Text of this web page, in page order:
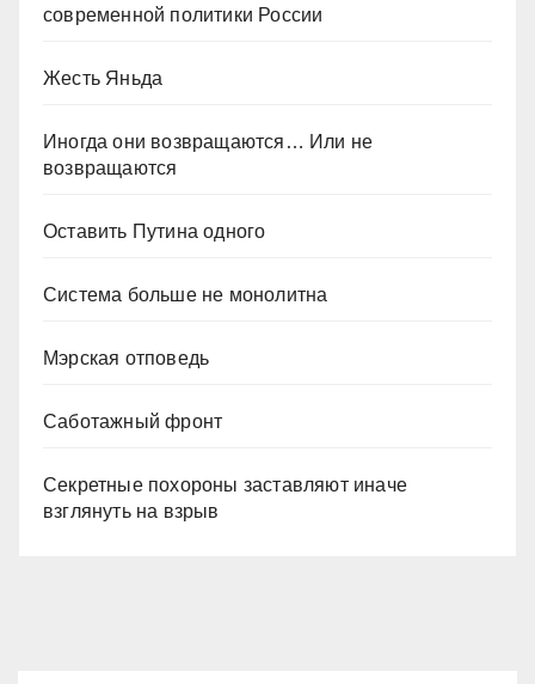
современной политики России
Жесть Яньда
Иногда они возвращаются… Или не
возвращаются
Оставить Путина одного
Система больше не монолитна
Мэрская отповедь
Саботажный фронт
Секретные похороны заставляют иначе
взглянуть на взрыв